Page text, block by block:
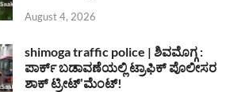
August 4, 2026
shimoga traffic police | ಶಿವಮೊಗ್ಗ :
ಪಾರ್ಕ್ ಬಡಾವಣೆಯಲ್ಲಿ ಟ್ರಾಫಿಕ್ ಪೊಲೀಸರ
ಶಾಕ್ ಟ್ರೀಟ್’ಮೆಂಟ್!